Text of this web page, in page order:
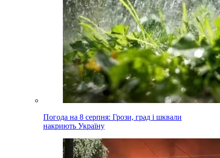
Погода на 8 серпня: Грози, град і шквали
накриють Україну